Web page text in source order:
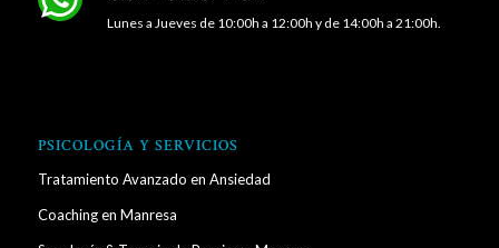
Lunes a Jueves de 10:00h a 12:00h y de 14:00h a 21:00h.
PSICOLOGÍA Y SERVICIOS
Tratamiento Avanzado en Ansiedad
Coaching en Manresa